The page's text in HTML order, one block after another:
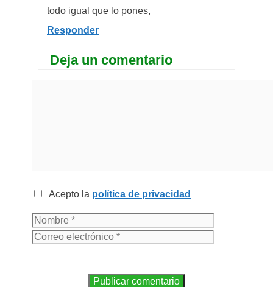
todo igual que lo pones,
Responder
Deja un comentario
Acepto la política de privacidad